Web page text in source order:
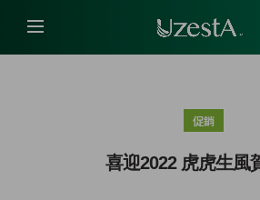
促銷
喜迎2022 虎虎生風